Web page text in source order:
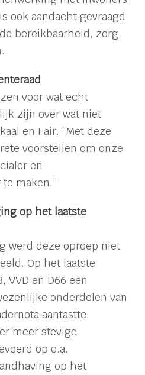
ook aandacht gevraagd
bereikbaarheid, zorg
voor wat echt
zijn over wat niet
en Fair. “Met deze
voorstellen om onze
en
maken.”
op het laatste
werd deze oproep niet
Op het laatste
VVD en D66 een
onderdelen van
aantastte.
meer stevige
op o.a.
op het